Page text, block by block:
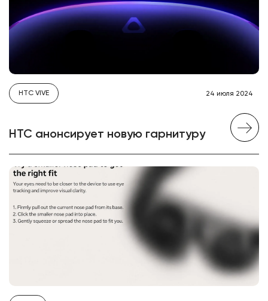
HTC VIVE 24 июля 2024
HTC анонсирует новую гарнитуру